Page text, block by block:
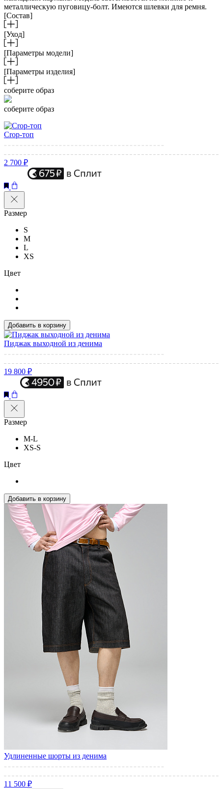
металлическую пуговицу-болт. Имеются шлевки для ремня.
[Состав]
[Уход]
[Параметры модели]
[Параметры изделия]
соберите образ
соберите образ
Crop-топ
2 700 ₽
Размер
S
M
L
XS
Цвет
Добавить в корзину
Пиджак выходной из денима
19 800 ₽
Размер
M-L
XS-S
Цвет
Добавить в корзину
Удлиненные шорты из денима
11 500 ₽